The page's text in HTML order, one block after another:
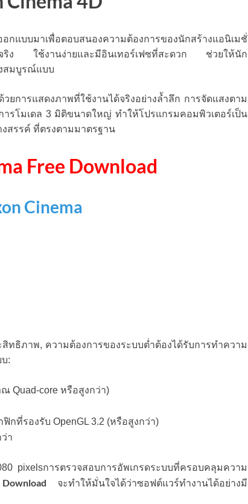
อกแบบมาเพื่อตอบสนองความต้องการของนักสร้างแอนิเมชั่
จริง ใช้งานง่ายและมีอินเทอร์เฟซที่สะดวก ช่วยให้นัก
สมบูรณ์แบบ
ยการแสดงภาพที่ใช้งานได้จริงอย่างล้ำลึก การจัดแสงตาม
รโมเดล 3 มิติขนาดใหญ่ ทำให้โปรแกรมคอมพิวเตอร์เป็น
สรรค์ ที่ตรงตามมาตรฐาน
Free Download
Cinema
สิทธิภาพ, ความต้องการของระบบต่ำต้องได้รับการทำความ
:
Quad-core หรือสูงกว่า)
ฟิกที่รองรับ OpenGL 3.2 (หรือสูงกว่า)
า
pixelsการตรวจสอบการอัพเกรดระบบที่ครอบคลุมความ
จะทำให้มั่นใจได้ว่าซอฟต์แวร์ทำงานได้อย่างมี